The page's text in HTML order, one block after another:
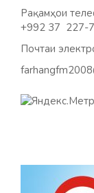
Рақамҳои
+992 37 227-
Почтаи